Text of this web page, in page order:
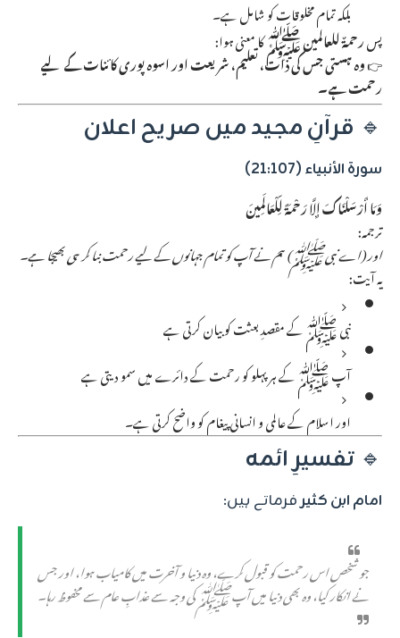
بلکہ تمام مخلوقات کو شامل ہے۔
پسرحمۃٌ للعالمین ﷺکا معنی ہوا:
👉وہ ہستی جس کی ذات، تعلیم، شریعت اور اسوہ پوری کائنات کے لیے
رحمت ہے۔
🔹 قرآنِ مجید میں صریح اعلان
سورۃ الأنبیاء (21:107)
وَمَا أَرْسَلْنَاكَ إِلَّا رَحْمَةً لِّلْعَالَمِينَ
ترجمہ:
اور (اے نبی ﷺ) ہم نے آپ کو تمام جہانوں کے لیے رحمت بنا کر ہی بھیجا ہے۔
یہ آیت:
نبی ﷺ کے مقصدِ بعثت کو بیان کرتی ہے
آپ ﷺ کے ہر پہلو کو رحمت کے دائرے میں سمو دیتی ہے
اور اسلام کے عالمی و انسانی پیغام کو واضح کرتی ہے۔
🔹 تفسیرِ ائمہ
امام ابن کثیرفرماتے ہیں:
جو شخص اس رحمت کو قبول کرے، وہ دنیا و آخرت میں کامیاب ہوا، اور جس
نے انکار کیا، وہ بھی دنیا میں آپ ﷺ کی وجہ سے عذابِ عام سے محفوظ رہا۔